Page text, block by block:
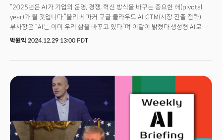
“2025년은 AI가 기업의 운영, 경쟁, 혁신 방식을 바꾸는 중요한 해(pivotal
year)가 될 것입니다.”올리버 파커 구글 클라우드 AI GTM(시장 진출 전략)
부사장은 “AI는 이미 우리 삶을 바꾸고 있다”며 이같이 밝혔다.생성형 AI로
고객 경험을 개선하고 개인화된 비서로 활용, 직원의 생산성을 높일 수 있다는
일어날 것이란 전망이다. 파커 부사장은 “고객사와 일하면서 AI로 비즈니스를
혁신할 수 있는 새로운 기회를 매일 발견하고 있다”며 “이 흐름을 타는 기업은
좋은 성과를 낼 수 있을 것”이라고 했다. 2025년 새로운 기회를 잡기 위해
주목해야 할 AI 비즈니스 트렌드는 무엇일까? 구글이 ‘2025 AI 비즈니스
트렌드’ 보고서를 통해 제시한 다섯 가지 주요 트렌드를 정리했다.
박원익 2024.12.29 13:00 PDT